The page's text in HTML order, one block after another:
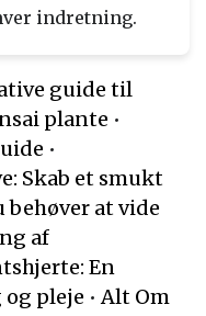
indretning.
guide til
plante •
•
Skab et smukt
behøver at vide
af
En
pleje •Alt Om